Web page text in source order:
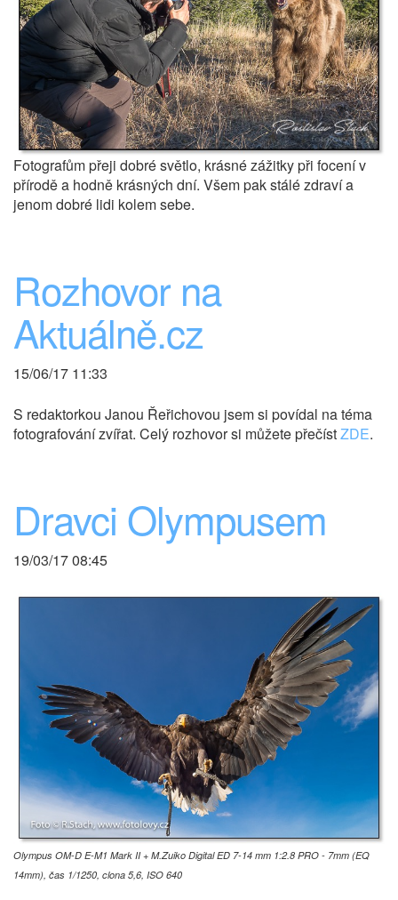
Fotografům přeji dobré světlo, krásné zážitky při focení v
přírodě a hodně krásných dní. Všem pak stálé zdraví a
jenom dobré lidi kolem sebe.
Rozhovor na
Aktuálně.cz
15/06/17 11:33
S redaktorkou Janou Řeřichovou jsem si povídal na téma
fotografování zvířat. Celý rozhovor si můžete přečístZDE.
Dravci Olympusem
19/03/17 08:45
Olympus OM-D E-M1 Mark II + M.Zuiko Digital ED 7-14 mm 1:2.8 PRO - 7mm (EQ
14mm), čas 1/1250, clona 5,6, ISO 640